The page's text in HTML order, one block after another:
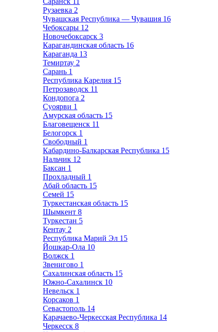
Рузаевка 2
Чувашская Республика — Чувашия 16
Чебоксары 12
Новочебоксарск 3
Карагандинская область 16
Караганда 13
Темиртау 2
Сарань 1
Республика Карелия 15
Петрозаводск 11
Кондопога 2
Суоярви 1
Амурская область 15
Благовещенск 11
Белогорск 1
Свободный 1
Кабардино-Балкарская Республика 15
Нальчик 12
Баксан 1
Прохладный 1
Абай область 15
Семей 15
Туркестанская область 15
Шымкент 8
Туркестан 5
Кентау 2
Республика Марий Эл 15
Йошкар-Ола 10
Волжск 1
Звенигово 1
Сахалинская область 15
Южно-Сахалинск 10
Невельск 1
Корсаков 1
Севастополь 14
Карачаево-Черкесская Республика 14
Черкесск 8